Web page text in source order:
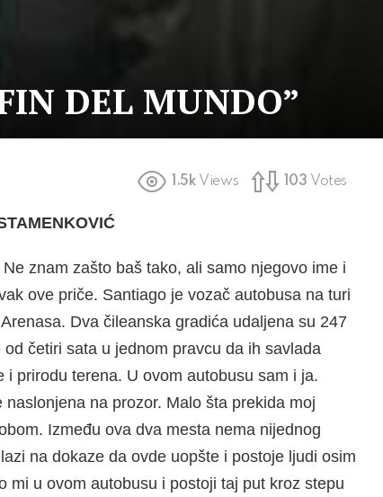
DEL MUNDO”
1.5k Views 103 Votes
znam za­što baš tako, ali samo njegovo ime i
ove priče. Santiago je vozač autobusa na turi
Dva čileanska gradića udaljena su 247
četiri sata u jednom pravcu da ih savla­da
prirodu terena. U ovom autobusu sam i ja.
na prozor. Malo šta prekida moj
Između ova dva mesta nema nijednog
na dokaze da ovde uopšte i postoje ljudi osim
mi u ovom autobusu i postoji taj put kroz stepu